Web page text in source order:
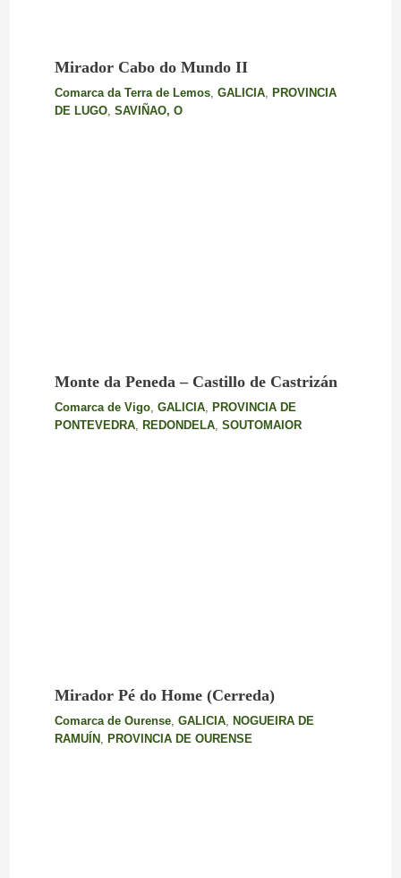
Mirador Cabo do Mundo II
Comarca da Terra de Lemos, GALICIA, PROVINCIA
DE LUGO, SAVIÑAO, O
Monte da Peneda – Castillo de Castrizán
Comarca de Vigo, GALICIA,
PROVINCIA DE
PONTEVEDRA, REDONDELA, SOUTOMAIOR
Mirador Pé do Home (Cerreda)
Comarca de Ourense, GALICIA, NOGUEIRA DE
RAMUÍN , PROVINCIA DE OURENSE